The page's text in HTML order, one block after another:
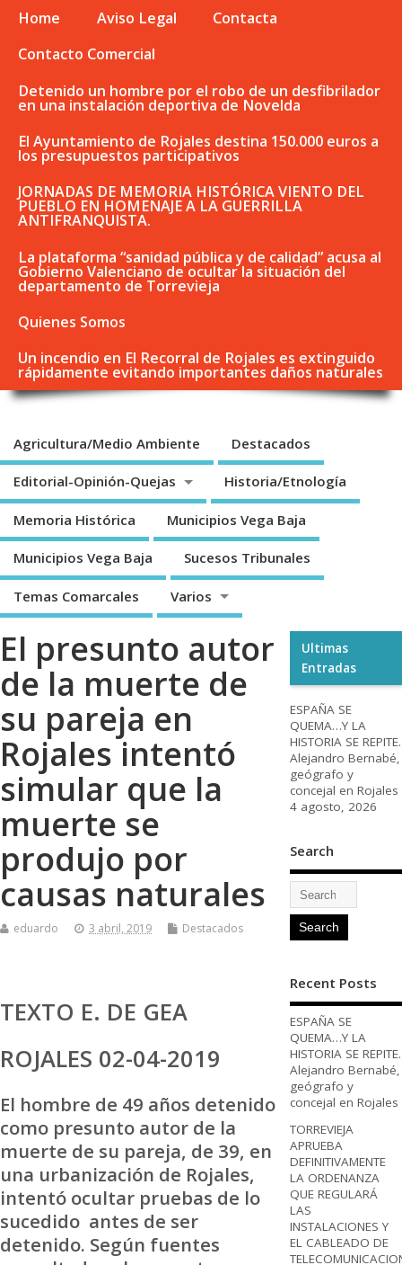
Home Aviso Legal
Contacta
Contacto Comercial
Detenido un hombre por el robo de un desfibrilador
en una instalación deportiva de Novelda
El Ayuntamiento de Rojales destina 150.000 euros a
los presupuestos participativos
JORNADAS DE MEMORIA HISTÓRICA VIENTO DEL
PUEBLO EN HOMENAJE A LA GUERRILLA
ANTIFRANQUISTA.
La plataforma “sanidad pública y de calidad” acusa al
Gobierno Valenciano de ocultar la situación del
departamento de Torrevieja
Quienes Somos
Un incendio en El Recorral de Rojales es extinguido
rápidamente evitando importantes daños naturales
Agricultura/Medio Ambiente Destacados
Editorial-Opinión-Quejas Historia/Etnología
Memoria Histórica Municipios Vega Baja
Municipios Vega Baja Sucesos Tribunales
Temas Comarcales Varios
El presunto autor
de la muerte de
su pareja en
Rojales intentó
simular que la
muerte se
produjo por
causas naturales
eduardo 3 abril, 2019 Destacados
TEXTO E. DE GEA
ROJALES 02-04-2019
El hombre de 49 años detenido
como presunto autor de la
muerte de su pareja, de 39, en
una urbanización de Rojales,
intentó ocultar pruebas de lo
sucedido antes de ser
detenido. Según fuentes
Ultimas
Entradas
ESPAÑA SE
QUEMA…Y LA
HISTORIA SE REPITE.
Alejandro Bernabé,
geógrafo y
concejal en Rojales
4 agosto, 2026
Search
Recent Posts
ESPAÑA SE
QUEMA…Y LA
HISTORIA SE REPITE.
Alejandro Bernabé,
geógrafo y
concejal en Rojales
TORREVIEJA
APRUEBA
DEFINITIVAMENTE
LA ORDENANZA
QUE REGULARÁ
LAS
INSTALACIONES Y
EL CABLEADO DE